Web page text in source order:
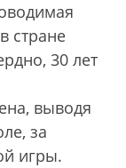
стране
30 лет
выводя
за
игры.